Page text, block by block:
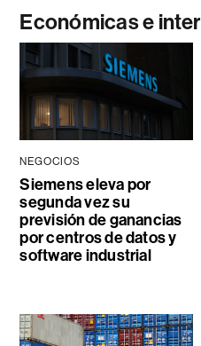
Económicas e
NEGOCIOS
Siemens eleva por
segunda vez su
previsión de ganancias
por centros de datos y
software industrial